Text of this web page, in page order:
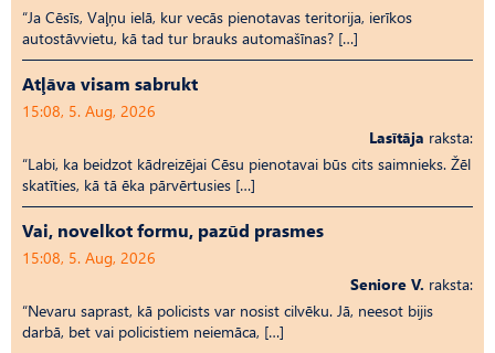
“Ja Cēsīs, Vaļņu ielā, kur vecās pienotavas teritorija, ierīkos
autostāvvietu, kā tad tur brauks automašīnas? […]
Atļāva visam sabrukt
15:08, 5. Aug, 2026
Lasītāja raksta:
“Labi, ka beidzot kādreizējai Cēsu pienotavai būs cits saimnieks. Žēl
skatīties, kā tā ēka pārvērtusies […]
Vai, novelkot formu, pazūd prasmes
15:08, 5. Aug, 2026
Seniore V. raksta:
“Nevaru saprast, kā policists var nosist cilvēku. Jā, neesot bijis
darbā, bet vai policistiem neiemāca, […]